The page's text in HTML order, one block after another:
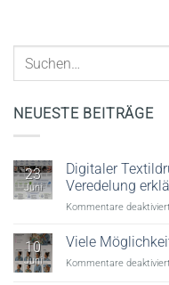
NEUESTE BEITRÄGE
23
Juni
Digitaler
Veredelung
Kommentare deaktiviert
10
Juni
Viele
Kommentare deaktiviert